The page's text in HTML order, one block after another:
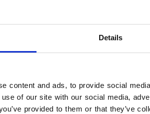
Details
content and ads, to provide social
of our site with our social media,
provided to them or that they’ve
✓ Fri
✓
Läs mer